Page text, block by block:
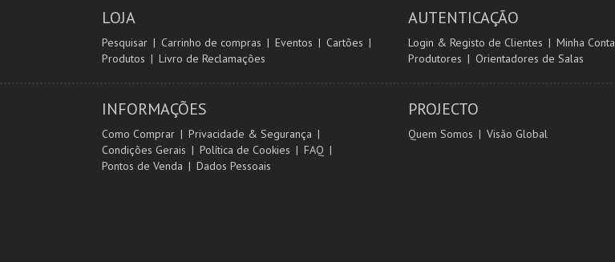
LOJA
Pesquisar Carrinho de compras Eventos
Cartões
Produtos
Livro de Reclamações
AUTENTICAÇÃO
Login & Registo de Clientes
Minha Conta
Produtores
Orientadores de Salas
INFORMAÇÕES
Como Comprar
Privacidade & Segurança
Condições Gerais
Política de Cookies
FAQ
Pontos de Venda
Dados Pessoais
PROJECTO
Quem Somos Visão Global